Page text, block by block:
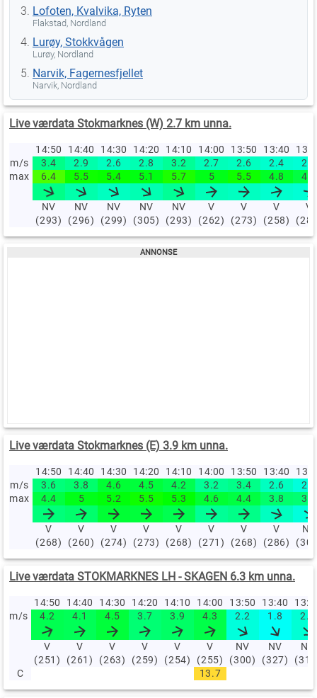
Lofoten, Kvalvika, Ryten
Flakstad, Nordland
Lurøy, Stokkvågen
Lurøy, Nordland
Narvik, Fagernesfjellet
Narvik, Nordland
Live værdata Stokmarknes (W) 2.7 km unna.
14:50 14:40 14:30 14:20 14:10 14:00 13:50 13:40
m/s
3.4 2.9 2.6 2.8 3.2 2.7 2.6 2.4
2.3
max
6.4 5.5 5.4 5.1 5.7 5 5.5 4.8 4.4
NV
(293)
NV
(296)
NV
(299)
NV
(305)
NV
(293)
V
(262)
V
(273)
V
(258)
V
Live værdata Stokmarknes (E) 3.9 km unna.
14:50 14:40 14:30 14:20 14:10 14:00 13:50 13:40
m/s
3.6 3.8 4.6 4.5 4.2 3.2 3.4 2.6
2.2
max
4.4 5 5.2 5.5 5.3 4.6 4.4 3.8 3.7
V
(268)
V
(260)
V
(274)
V
(273)
V
(268)
V
(271)
V
(268)
V
(286)
NV
Live værdata STOKMARKNES LH - SKAGEN 6.3 km unna.
14:50 14:40 14:30 14:20 14:10 14:00 13:50 13:40
m/s
4.2 4.1 4.5 3.7 3.9 4.3 2.2 1.8 2.3
V
(251)
V
(261)
V
(263)
V
(259)
V
(254)
V
(255)
NV
(300)
NV
(327)
NV
C
13.7